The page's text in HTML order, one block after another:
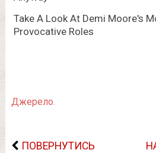
Джерело.
ПОВЕРНУТИСЬ